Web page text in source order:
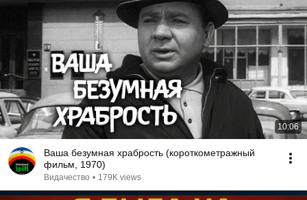
10:06
Ваша безумная храбрость (короткометражный
фильм, 1970)
Видачество • 179K views